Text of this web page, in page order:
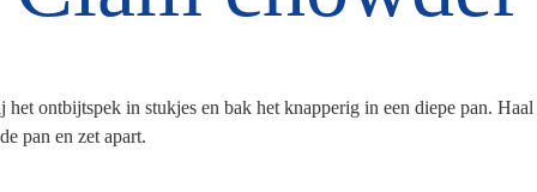
het ontbijtspek in stukjes en bak het knapperig in een diepe pan. Haal
pan en zet apart.